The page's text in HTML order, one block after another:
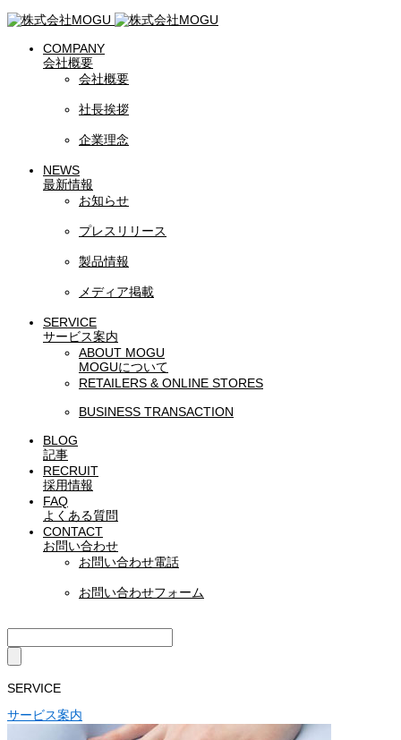
COMPANY
会社概要
会社概要
社長挨拶
企業理念
NEWS
最新情報
お知らせ
プレスリリース
製品情報
メディア掲載
SERVICE
サービス案内
ABOUT MOGU
MOGUについて
RETAILERS & ONLINE STORES
BUSINESS TRANSACTION
BLOG
記事
RECRUIT
採用情報
FAQ
よくある質問
CONTACT
お問い合わせ
お問い合わせ電話
お問い合わせフォーム
SERVICE
サービス案内